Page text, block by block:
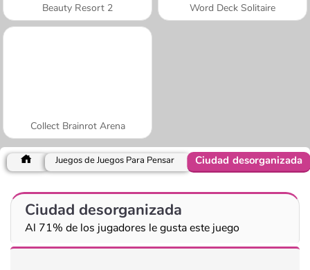
Beauty Resort 2 Word Deck Solitaire
Collect Brainrot Arena
Juegos de Juegos Para Pensar Ciudad desorganizada
Ciudad desorganizada
Al 71% de los jugadores le gusta este juego